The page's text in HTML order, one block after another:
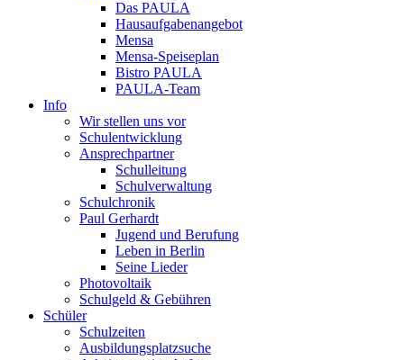
Das PAULA
Hausaufgabenangebot
Mensa
Mensa-Speiseplan
Bistro PAULA
PAULA-Team
Info
Wir stellen uns vor
Schulentwicklung
Ansprechpartner
Schulleitung
Schulverwaltung
Schulchronik
Paul Gerhardt
Jugend und Berufung
Leben in Berlin
Seine Lieder
Photovoltaik
Schulgeld & Gebühren
Schüler
Schulzeiten
Ausbildungsplatzsuche